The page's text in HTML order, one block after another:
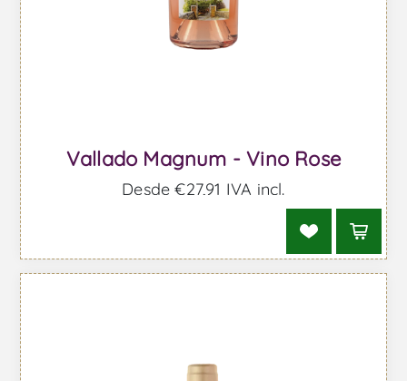
Vallado Magnum - Vino Rose
Desde €27,91 IVA incl.